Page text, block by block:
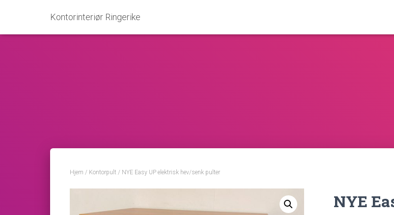
Kontorinteriør Ringerike
Hjem / Kontorpult / NYE Easy UP elektrisk hev/senk pulter
NYE